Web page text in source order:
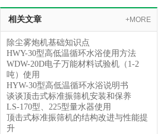
相关文章 +MORE
除尘雾炮机基础知识点
HWY-30型高低温循环水浴使用方法
WDW-20D电子万能材料试验机（1-2
吨）使用
HYW-30型高低温循环水浴说明书
谈谈顶击式标准振筛机安装和保养
LS-170型、225型量水器使用
顶击式标准振筛机的结构改进与性能提
升